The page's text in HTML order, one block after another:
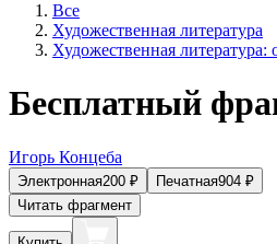
Все
Художественная литература
Художественная литература:
Бесплатный
Игорь Концеба
Электронная200 ₽ Печатная904 ₽
Читать фрагмент